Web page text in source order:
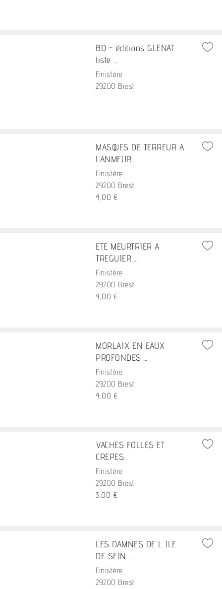
BD - éditions GLENAT
liste ...
Finistère
29200 Brest
MASQUES DE TERREUR A
LANMEUR ...
Finistère
29200 Brest
4,00 €
ETE MEURTRIER A
TREGUIER ...
Finistère
29200 Brest
4,00 €
MORLAIX EN EAUX
PROFONDES ...
Finistère
29200 Brest
4,00 €
VACHES FOLLES ET
CREPES...
Finistère
29200 Brest
3,00 €
LES DAMNES DE L ILE
DE SEIN ...
Finistère
29200 Brest